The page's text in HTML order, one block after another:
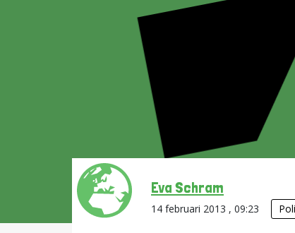
Eva Schram
14 februari 2013 , 09:23